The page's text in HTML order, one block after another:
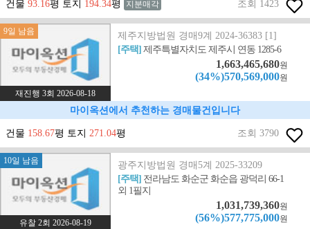
건물 93.16평 토지 194.34평 지분매각 조회 1423
9일 남음
재진행 3회 2026-08-18
제주지방법원 경매9계 2024-36383 [1]
[주택]제주특별자치도 제주시 연동 1285-6
1,663,465,680원
(34%)570,569,000원
마이옥션에서 추천하는 경매물건입니다
건물 158.67평 토지 271.04평 조회 3790
10일 남음
유찰 2회 2026-08-19
광주지방법원 경매5계 2025-33209
[주택] 전라남도 화순군 화순읍 광덕리 66-1
외 1필지
1,031,739,360원
(56%)577,775,000원